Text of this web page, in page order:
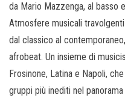
da Mario Mazzenga, al basso
Atmosfere musicali
dal classico al
afrobeat. Un insieme di
Frosinone, Latina e Napoli,
gruppi più inediti nel